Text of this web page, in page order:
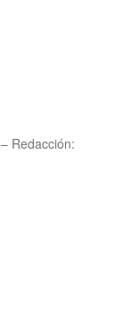
– Redacción: